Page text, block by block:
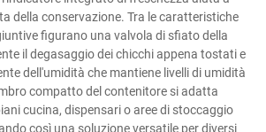
della conservazione. Tra le caratteristiche
figurano una valvola di sfiato della
il degasaggio dei chicchi appena tostati e
dell'umidità che mantiene livelli di umidità
compatto del contenitore si adatta
cucina, dispensari o aree di stoccaggio
così una soluzione versatile per diversi